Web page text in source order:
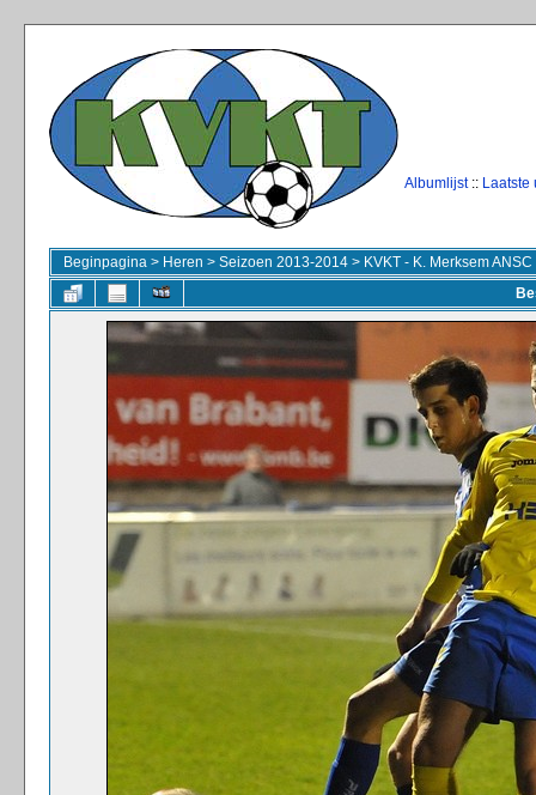
Albumlijst:: Laatste
Beginpagina > Heren > Seizoen 2013-2014 > KVKT - K. Merksem ANSC